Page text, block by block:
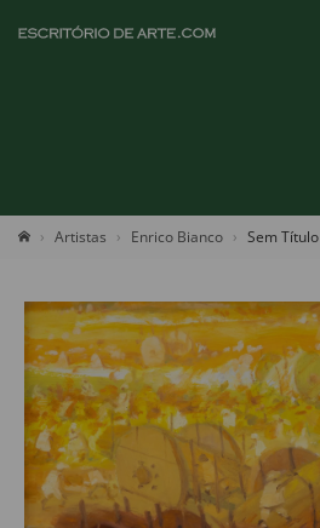
Artistas Enrico Bianco Sem Título